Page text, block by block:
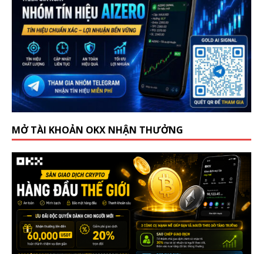
MỞ TÀI KHOẢN OKX NHẬN THƯỞNG